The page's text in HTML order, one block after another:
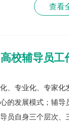
查看
高校辅导员工
、专业化、专家
的发展模式；辅
员自身三个层次